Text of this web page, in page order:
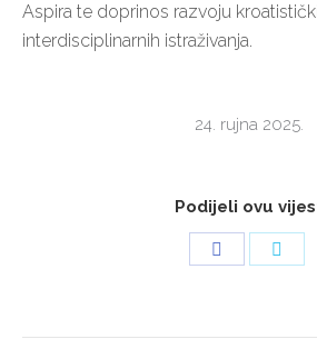
Aspira te doprinos razvoju
interdisciplinarnih istraživanja.
24. rujna 2025.
Podijeli ovu